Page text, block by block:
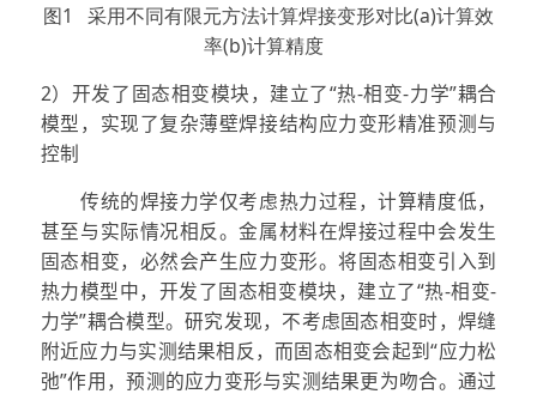
图1 采用不同有限元方法计算焊接变形对比(a)计算效
率(b)计算精度
2）开发了固态相变模块，建立了“热-相变-力学”耦合
模型，实现了复杂薄壁焊接结构应力变形精准预测与
控制
传统的焊接力学仅考虑热力过程，计算精度低，
甚至与实际情况相反。金属材料在焊接过程中会发生
固态相变，必然会产生应力变形。将固态相变引入到
热力模型中，开发了固态相变模块，建立了“热-相变-
力学”耦合模型。研究发现，不考虑固态相变时，焊缝
附近应力与实测结果相反，而固态相变会起到“应力松
弛”作用，预测的应力变形与实测结果更为吻合。通过